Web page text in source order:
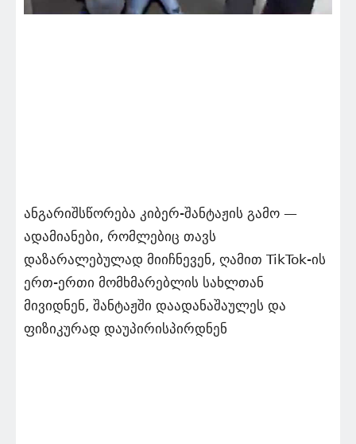
ანგარიშსწორება კიბერ-შანტაჟის გამო —
ადამიანები, რომლებიც თავს
დაზარალებულად მიიჩნევენ, ღამით TikTok-ის
ერთ-ერთი მომხმარებლის სახლთან
მივიდნენ, შანტაჟში დაადანაშაულეს და
ფიზიკურად დაუპირისპირდნენ